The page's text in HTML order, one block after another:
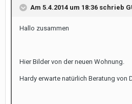
Am 5.4.2014 um 18:36 schrieb
Hallo zusammen
Hier Bilder von der neuen Wohnung.
Hardy erwarte natürlich Beratung von